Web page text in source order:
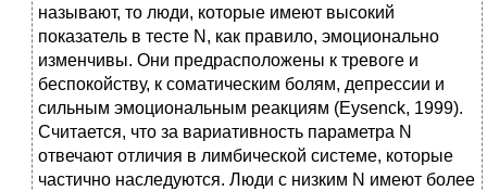
называют, то люди, которые имеют высокий
показатель в тесте N, как правило, эмоционально
изменчивы. Они предрасположены к тревоге и
беспокойству, к соматическим болям, депрессии и
сильным эмоциональным реакциям (Eysenck, 1999).
Считается, что за вариативность параметра N
отвечают отличия в лимбической системе, которые
частично наследуются. Люди с низким N имеют более